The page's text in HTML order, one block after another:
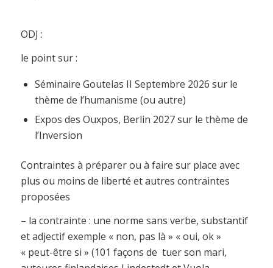
ODJ :
le point sur :
Séminaire Goutelas II Septembre 2026 sur le
thème de l’humanisme (ou autre)
Expos des Ouxpos, Berlin 2027 sur le thème de
l’Inversion
Contraintes à préparer ou à faire sur place avec
plus ou moins de liberté et autres contraintes
proposées
– la contrainte : une norme sans verbe, substantif
et adjectif exemple « non, pas là » « oui, ok »
« peut-être si » (101 façons de tuer son mari,